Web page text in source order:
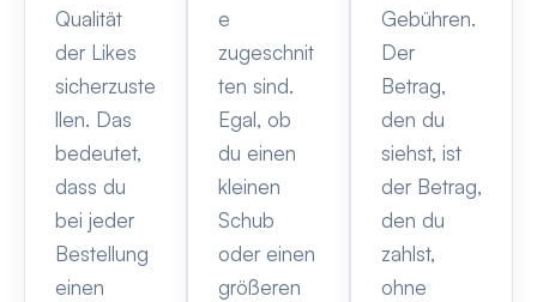
Qualität
der Likes
sicherzuste
llen. Das
bedeutet,
dass du
bei jeder
Bestellung
einen
e
zugeschnit
ten sind.
Egal, ob
du einen
kleinen
Schub
oder einen
größeren
Gebühren.
Der
Betrag,
den du
siehst, ist
der Betrag,
den du
zahlst,
ohne